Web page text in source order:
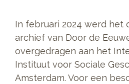
In februari 2024 werd het
archief van Door de
overgedragen aan het
Instituut voor Sociale
Amsterdam. Voor een